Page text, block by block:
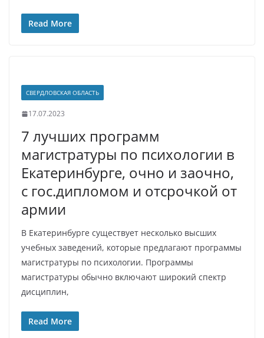
Read More
СВЕРДЛОВСКАЯ ОБЛАСТЬ
17.07.2023
7 лучших программ
магистратуры по психологии в
Екатеринбурге, очно и заочно,
с гос.дипломом и отсрочкой от
армии
В Екатеринбурге существует несколько высших
учебных заведений, которые предлагают программы
магистратуры по психологии. Программы
магистратуры обычно включают широкий спектр
дисциплин,
Read More